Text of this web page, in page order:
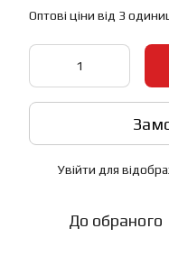
Оптові ціни від 3
Увійти для
До обраного